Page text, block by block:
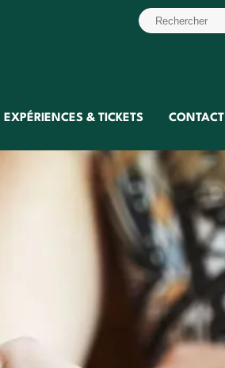
EXPÉRIENCES & TICKETS CONTACT